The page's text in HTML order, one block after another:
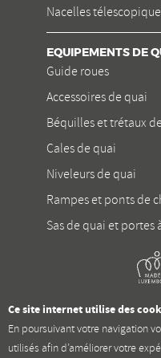
Nacelles
EQUIPEMENTS DE
Guide roues
Accessoires de quai
Béquilles et trétaux
Cales de quai
Niveleurs de quai
Rampes et ponts de
Sas de quai et portes
Ce site internet utilise des
En poursuivant votre navigation
utilisés afin d’améliorer votre